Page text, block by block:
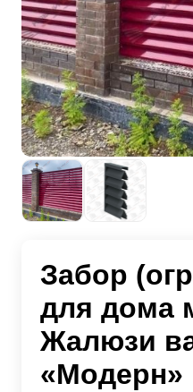
Забор
для дома
Жалюзи
«Модерн»